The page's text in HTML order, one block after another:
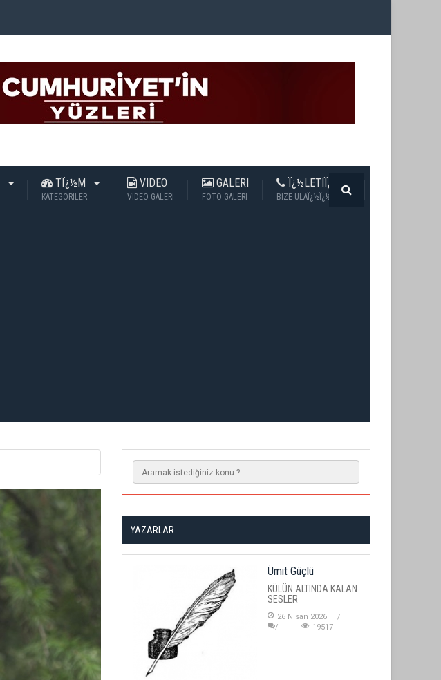
TÏ¿½M
KATEGORILER
VIDEO
VIDEO GALERI
GALERI
FOTO GALERI
Ï¿½LETIÏ¿½IM
BIZE ULAÏ¿½Ï¿½N
YAZARLAR
Ümit Güçlü
KÜLÜN ALTINDA KALAN
SESLER
26 Nisan 2026
19517